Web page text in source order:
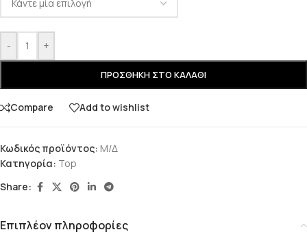
- +
ΠΡΟΣΘΉΚΗ ΣΤΟ ΚΑΛΆΘΙ
Compare Add to wishlist
Κωδικός προϊόντος: Μ/Δ
Κατηγορία: Top
Share:
Επιπλέον πληροφορίες